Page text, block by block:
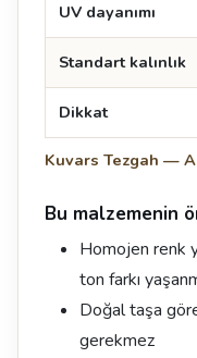
Kuvars Tezgah —
UV dayanımı
Standart kalınlık
Dikkat
Bu malzemenin
Homojen renk
ton farkı
Doğal taşa
gerekmez